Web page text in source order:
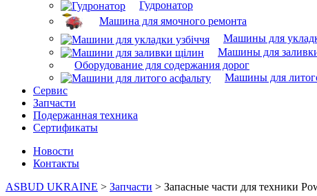
Гудронатор
Машина для ямочного ремонта
Машины для
Машины для
Оборудование для содержания дорог
Машины для
Сервис
Запчасти
Подержанная техника
Сертификаты
Новости
Контакты
ASBUD UKRAINE > Запчасти > Запасные части для техники